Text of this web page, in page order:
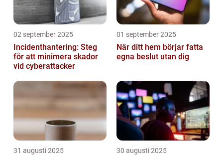
02 september 2025
Incidenthantering: Steg
för att minimera skador
vid cyberattacker
01 september 2025
När ditt hem börjar fatta
egna beslut utan dig
31 augusti 2025 30 augusti 2025